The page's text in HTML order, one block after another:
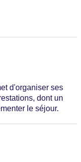
d'organiser ses
dont un
le séjour.